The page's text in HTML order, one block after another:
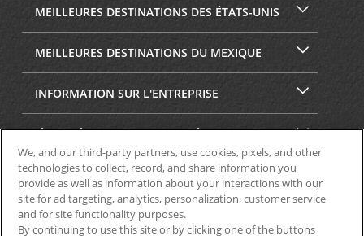
MEILLEURES DESTINATIONS DES ÉTATS-UNIS
MEILLEURES DESTINATIONS DU MEXIQUE
INFORMATION SUR L'ENTREPRISE
SÉCURITÉ ET CONFIDENTIALITÉ
We, and our third-party partners, use cookies, pixels, and other
technologies to collect, record, and share information you
provide as well as information about your interactions with our
site for ad targeting, analytics, personalization, customer service
and for site functionality purposes.
By continuing to use this site or by clicking one of the buttons